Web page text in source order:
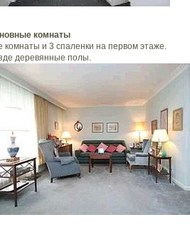
комнаты
комнаты и 3 спаленки на первом этаже.
деревянные полы.